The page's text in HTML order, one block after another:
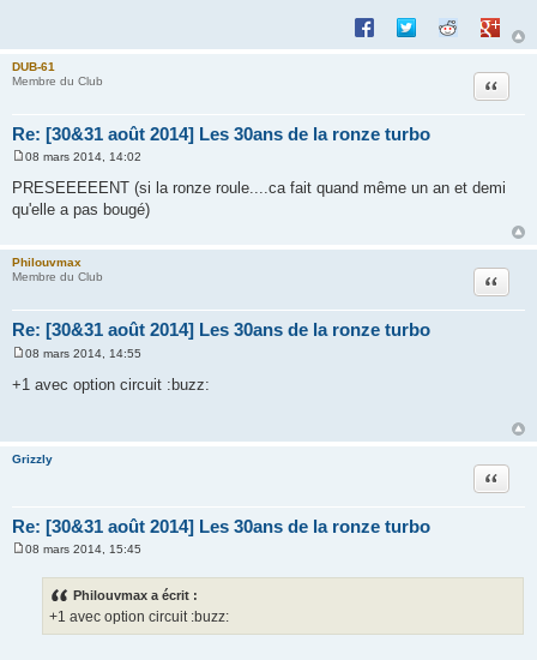
Partager sur Facebook
Partager sur Twitter
Partager sur
DUB-61
Membre du Club
Re: [30&31 août 2014] Les 30ans de la ronze turbo
Citation
e
s
s
e
08 mars 2014, 14:02
PRESEEEEENT (si la ronze roule....ca fait quand même un an et demi
qu'elle a pas bougé)
Philouvmax
Membre du Club
Re: [30&31 août 2014] Les 30ans de la ronze turbo
Citation
e
s
08 mars 2014, 14:55
+1 avec option circuit :buzz:
Grizzly
Re: [30&31 août 2014] Les 30ans de la ronze turbo
Citation
08 mars 2014, 15:45
Philouvmax a écrit :
+1 avec option circuit :buzz: